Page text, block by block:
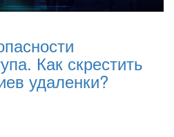
Как скрестить
удаленки?